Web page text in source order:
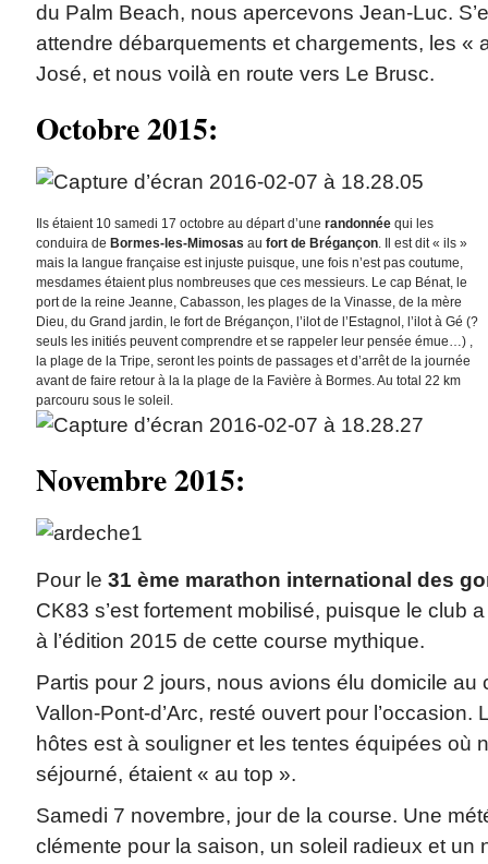
du Palm Beach, nous apercevons Jean-Luc.
attendre débarquements et chargements, les «
José, et nous voilà en route vers Le Brusc.
Octobre 2015:
Ils étaient 10 samedi 17 octobre au départ d’une randonnéequi les
conduira de Bormes-les-Mimosas au fort de Brégançon. Il est dit « ils »
mais la langue française est injuste puisque, une fois n’est pas coutume,
mesdames étaient plus nombreuses que ces messieurs. Le cap Bénat, le
port de la reine Jeanne, Cabasson, les plages de la Vinasse, de la mère
Dieu, du Grand jardin, le fort de Brégançon, l’ilot de l’Estagnol, l’ilot à Gé (?
seuls les initiés peuvent comprendre et se rappeler leur pensée émue…) ,
la plage de la Tripe, seront les points de passages et d’arrêt de la journée
avant de faire retour à la la plage de la Favière à Bormes. Au total 22 km
parcouru sous le soleil.
Novembre 2015:
Pour le 31 ème marathon international des
CK83 s’est fortement mobilisé, puisque le club
à l’édition 2015 de cette course mythique.
Partis pour 2 jours, nous avions élu domicile au
Vallon-Pont-d’Arc, resté ouvert pour l’occasion.
hôtes est à souligner et les tentes équipées où
séjourné, étaient « au top ».
Samedi 7 novembre, jour de la course. Une
clémente pour la saison, un soleil radieux et un